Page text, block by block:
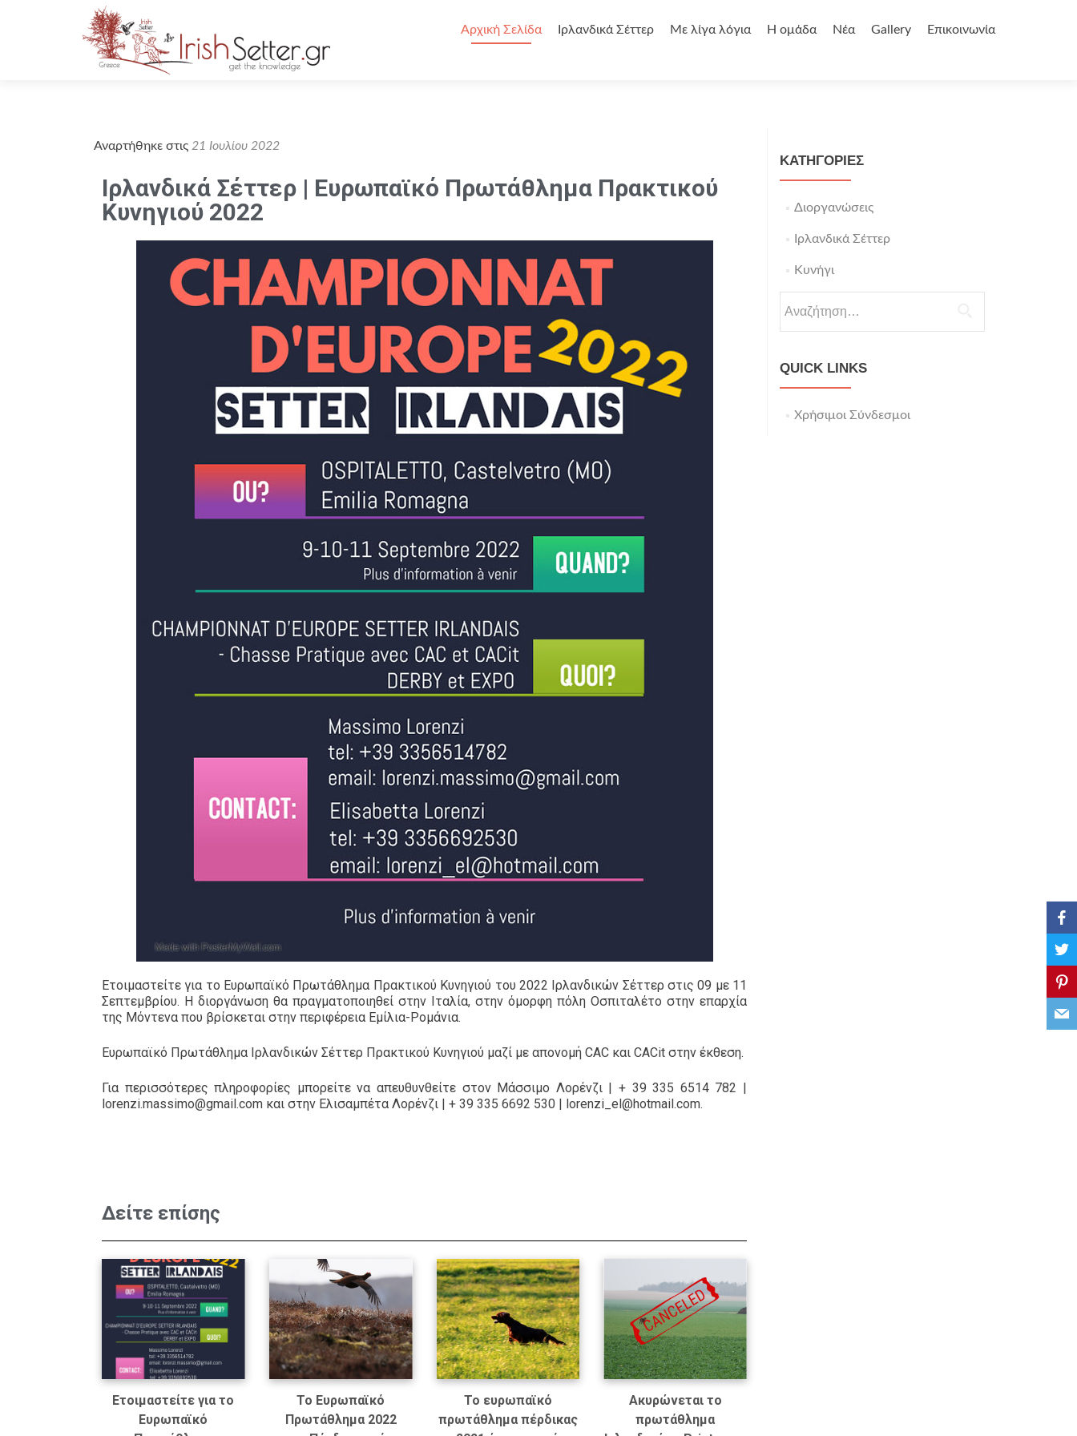
Αρχική Σελίδα Ιρλανδικά Σέττερ Με λίγα λόγια Η ομάδα Νέα Gallery Επικοινωνία
Αναρτήθηκε στις 21 Ιουλίου 2022
Ιρλανδικά Σέττερ | Ευρωπαϊκό Πρωτάθλημα Πρακτικού
Κυνηγιού 2022
Ετοιμαστείτε για το Ευρωπαϊκό Πρωτάθλημα Πρακτικού Κυνηγιού του 2022 Ιρλανδικών Σέττερ στις 09 με 11
Σεπτεμβρίου. Η διοργάνωση θα πραγματοποιηθεί στην Ιταλία, στην όμορφη πόλη Οσπιταλέτο στην επαρχία
της Μόντενα που βρίσκεται στην περιφέρεια Εμίλια-Ρομάνια.
Ευρωπαϊκό Πρωτάθλημα Ιρλανδικών Σέττερ Πρακτικού Κυνηγιού μαζί με απονομή CAC και CACit στην έκθεση.
Για περισσότερες πληροφορίες μπορείτε να απευθυνθείτε στον Μάσσιμο Λορένζι | + 39 335 6514 782 |
lorenzi.massimo@gmail.com και στην Ελισαμπέτα Λορένζι | + 39 335 6692 530 | lorenzi_el@hotmail.com.
Δείτε επίσης
Ετοιμαστείτε για το
Ευρωπαϊκό
Το Ευρωπαϊκό
Πρωτάθλημα 2022
Το ευρωπαϊκό
πρωτάθλημα πέρδικας
Ακυρώνεται το
πρωτάθλημα
KΑΤΗΓΟΡΊΕΣ
Διοργανώσεις
Ιρλανδικά Σέττερ
Κυνήγι
QUICK LINKS
Χρήσιμοι Σύνδεσμοι